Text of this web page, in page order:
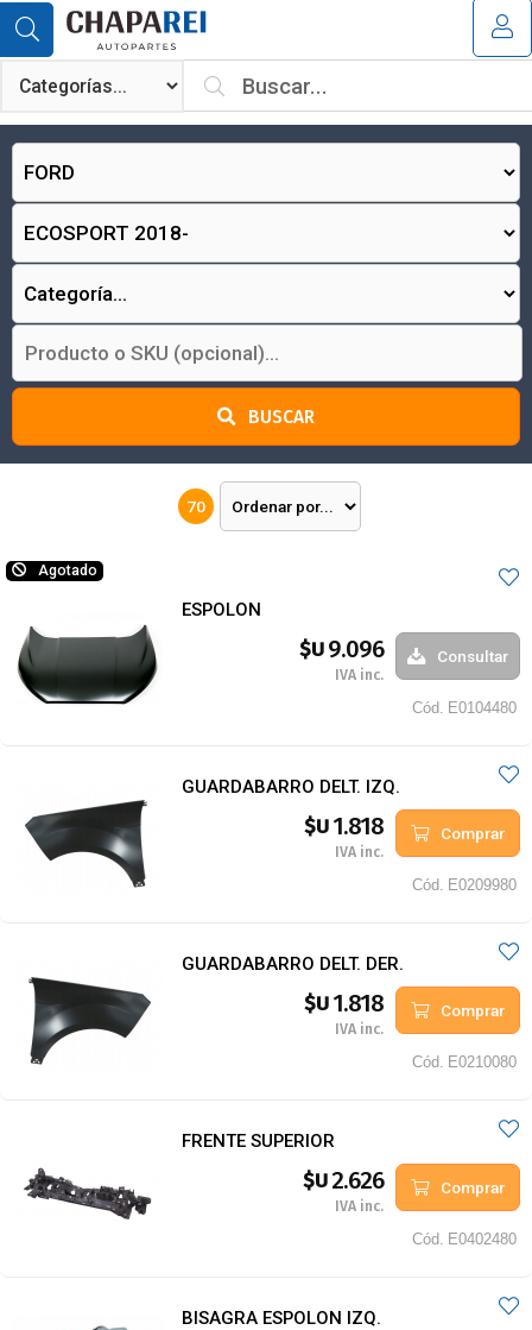
¿Tienes cupón de descuento?
BUSCAR
70
Agotado
ESPOLON
$U9.096
IVA inc.
Consultar
Cód. E0104480
GUARDABARRO DELT. IZQ.
$U1.818
IVA inc.
Comprar
Cód. E0209980
GUARDABARRO DELT. DER.
$U1.818
IVA inc.
Comprar
Cód. E0210080
FRENTE SUPERIOR
$U2.626
IVA inc.
Comprar
Cód. E0402480
BISAGRA ESPOLON IZQ.